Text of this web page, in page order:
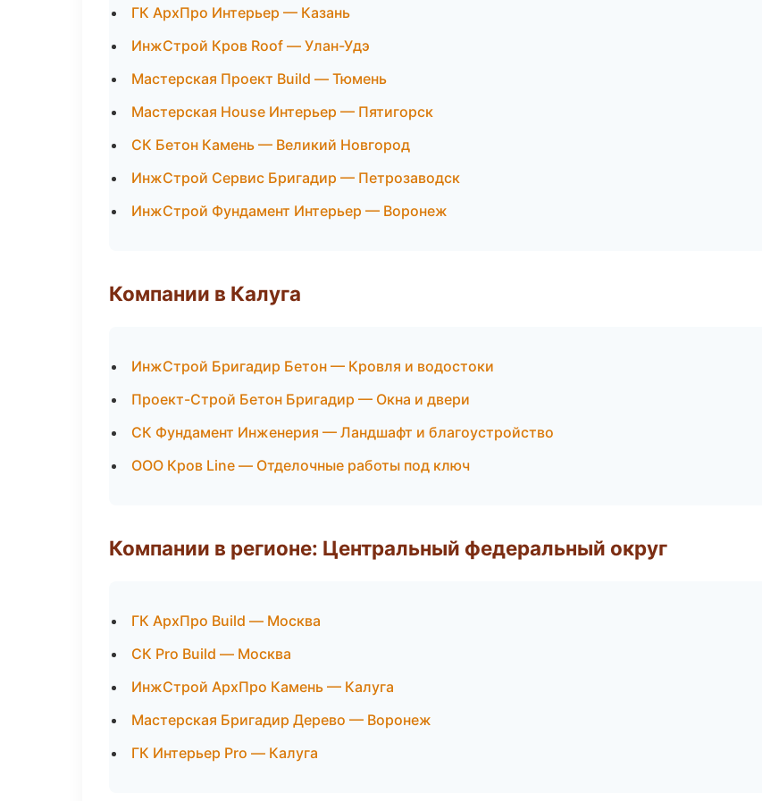
ГК АрхПро Интерьер — Казань
ИнжСтрой Кров Roof — Улан-Удэ
Мастерская Проект Build — Тюмень
Мастерская House Интерьер — Пятигорск
СК Бетон Камень — Великий Новгород
ИнжСтрой Сервис Бригадир — Петрозаводск
ИнжСтрой Фундамент Интерьер — Воронеж
Компании в Калуга
ИнжСтрой Бригадир Бетон — Кровля и водостоки
Проект-Строй Бетон Бригадир — Окна и двери
СК Фундамент Инженерия — Ландшафт и благоустройство
ООО Кров Line — Отделочные работы под ключ
Компании в регионе: Центральный федеральный округ
ГК АрхПро Build — Москва
СК Pro Build — Москва
ИнжСтрой АрхПро Камень — Калуга
Мастерская Бригадир Дерево — Воронеж
ГК Интерьер Pro — Калуга